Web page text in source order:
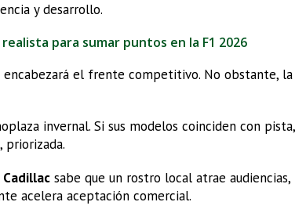
y desarrollo.
para sumar puntos en la F1 2026
encabezará el frente competitivo. No obstante, la
invernal. Si sus modelos coinciden con pista,
priorizada.
Cadillac sabe que un rostro local atrae audiencias,
acelera aceptación comercial.